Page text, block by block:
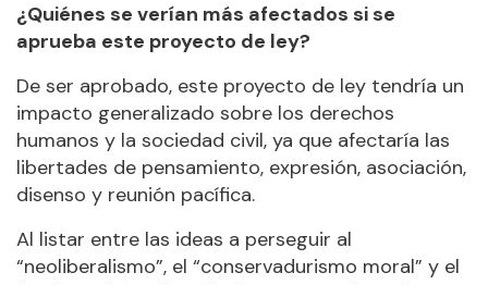
¿Quiénes se verían más afectados si se
aprueba este proyecto de ley?
De ser aprobado, este proyecto de ley tendría un
impacto generalizado sobre los derechos
humanos y la sociedad civil, ya que afectaría las
libertades de pensamiento, expresión, asociación,
disenso y reunión pacífica.
Al listar entre las ideas a perseguir al
“neoliberalismo”, el “conservadurismo moral” y el